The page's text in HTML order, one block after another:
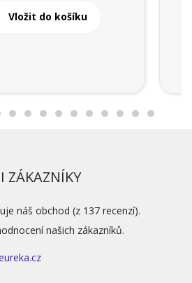
Vložit do košíku
ZÁKAZNÍKY
náš obchod (z 137 recenzí).
našich zákazníků.